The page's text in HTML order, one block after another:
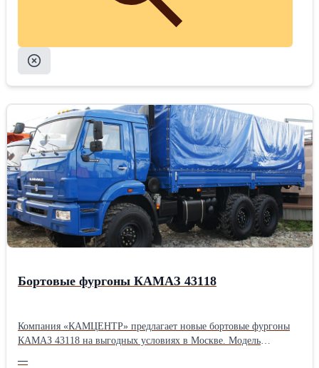
Бортовые фургоны КАМАЗ 43118
Компания «КАМЦЕНТР» предлагает новые бортовые фургоны
КАМАЗ 43118 на выгодных условиях в Москве. Модель
—